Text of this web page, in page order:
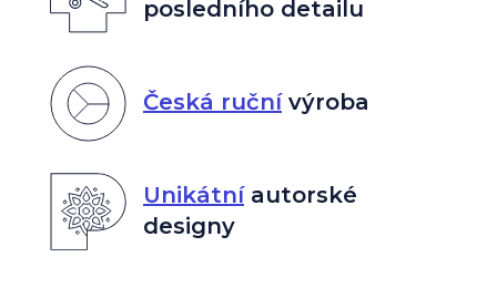
posledního detailu
Česká ručnívýroba
Unikátníautorské
designy